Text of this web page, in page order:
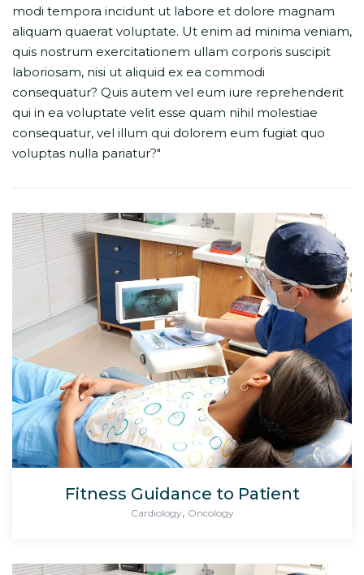
modi tempora incidunt ut labore et dolore magnam
aliquam quaerat voluptate. Ut enim ad minima veniam,
quis nostrum exercitationem ullam corporis suscipit
laboriosam, nisi ut aliquid ex ea commodi
consequatur? Quis autem vel eum iure reprehenderit
qui in ea voluptate velit esse quam nihil molestiae
consequatur, vel illum qui dolorem eum fugiat quo
voluptas nulla pariatur?"
Fitness Guidance to Patient
Cardiology, Oncology